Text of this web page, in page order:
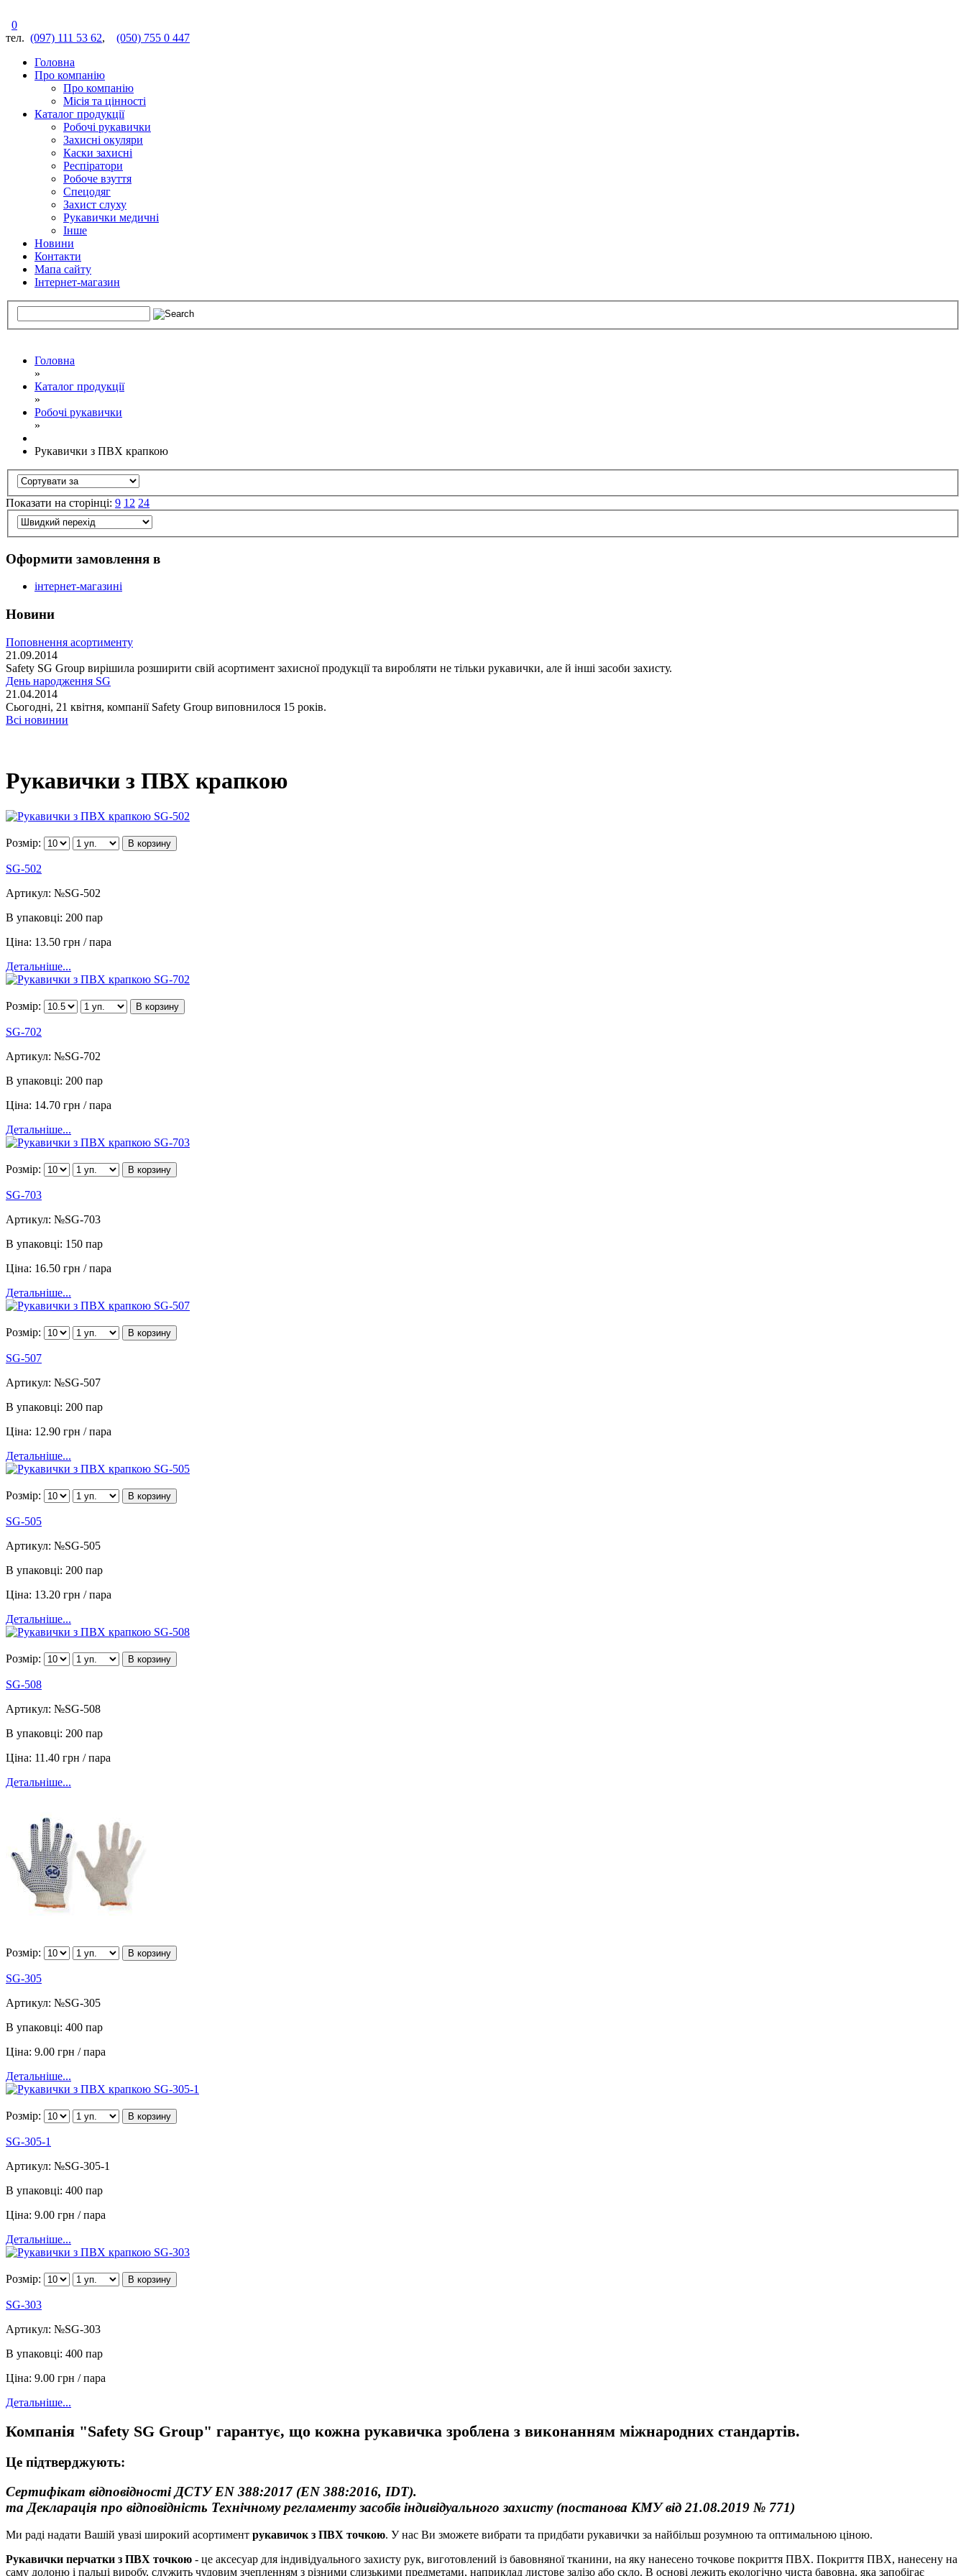
0
тел. (097) 111 53 62, (050) 755 0 447
Головна
Про компанію
Про компанію
Місія та цінності
Каталог продукції
Робочі рукавички
Захисні окуляри
Каски захисні
Респіратори
Робоче взуття
Спецодяг
Захист слуху
Рукавички медичні
Інше
Новини
Контакти
Мапа сайту
Інтернет-магазин
Головна
»
Каталог продукції
»
Робочі рукавички
»
Рукавички з ПВХ крапкою
Показати на сторінці: 9 12 24
Оформити замовлення в
інтернет-магазині
Новини
Поповнення асортименту
21.09.2014
Safety SG Group вирішила розширити свій асортимент захисної продукції та виробляти не тільки рукавички, але й інші засоби захисту.
День народження SG
21.04.2014
Сьогодні, 21 квітня, компанії Safety Group виповнилося 15 років.
Всі новинии
Рукавички з ПВХ крапкою
Розмір: В корзину
SG-502
Артикул: №SG-502
В упаковці: 200 пар
Ціна: 13.50 грн / пара
Детальніше...
Розмір: В корзину
SG-702
Артикул: №SG-702
В упаковці: 200 пар
Ціна: 14.70 грн / пара
Детальніше...
Розмір: В корзину
SG-703
Артикул: №SG-703
В упаковці: 150 пар
Ціна: 16.50 грн / пара
Детальніше...
Розмір: В корзину
SG-507
Артикул: №SG-507
В упаковці: 200 пар
Ціна: 12.90 грн / пара
Детальніше...
Розмір: В корзину
SG-505
Артикул: №SG-505
В упаковці: 200 пар
Ціна: 13.20 грн / пара
Детальніше...
Розмір: В корзину
SG-508
Артикул: №SG-508
В упаковці: 200 пар
Ціна: 11.40 грн / пара
Детальніше...
Розмір: В корзину
SG-305
Артикул: №SG-305
В упаковці: 400 пар
Ціна: 9.00 грн / пара
Детальніше...
Розмір: В корзину
SG-305-1
Артикул: №SG-305-1
В упаковці: 400 пар
Ціна: 9.00 грн / пара
Детальніше...
Розмір: В корзину
SG-303
Артикул: №SG-303
В упаковці: 400 пар
Ціна: 9.00 грн / пара
Детальніше...
Компанія "Safety SG Group" гарантує, що кожна рукавичка зроблена з виконанням міжнародних стандартів.
Це підтверджують:
Сертифікат відповідності ДСТУ EN 388:2017 (EN 388:2016, ІDT).
та Декларація про відповідність Технічному регламенту засобів індивідуального захисту (постанова КМУ від 21.08.2019 № 771)
Ми раді надати Вашій увазі широкий асортимент рукавичок з ПВХ точкою. У нас Ви зможете вибрати та придбати рукавички за найбільш розумною та оптимальною ціною.
Рукавички перчатки з ПВХ точкою - це аксесуар для індивідуального захисту рук, виготовлений із бавовняної тканини, на яку нанесено точкове покриття ПВХ. Покриття ПВХ, нанесену на
саму долоню і пальці виробу, служить чудовим зчепленням з різними слизькими предметами, наприклад листове залізо або скло. В основі лежить екологічно чиста бавовна, яка запобігає